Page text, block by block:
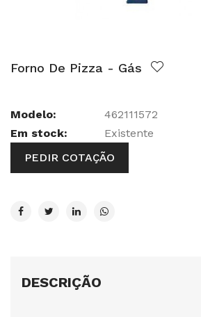
Forno De Pizza - Gás
Modelo:
462111572
Em stock:
Existente
PEDIR COTAÇÃO
DESCRIÇÃO